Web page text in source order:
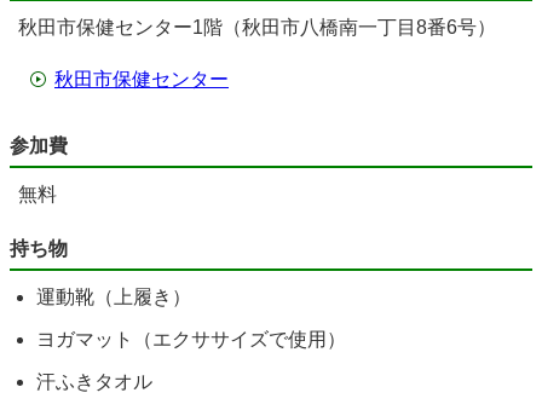
秋田市保健センター1階（秋田市八橋南一丁目8番6号）
秋田市保健センター
参加費
無料
持ち物
運動靴（上履き）
ヨガマット（エクササイズで使用）
汗ふきタオル